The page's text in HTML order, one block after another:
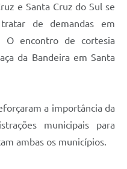
e Santa Cruz do Sul se
de demandas em
O encontro de cortesia
da Bandeira em Santa
a importância da
municipais para
ambas os municípios.